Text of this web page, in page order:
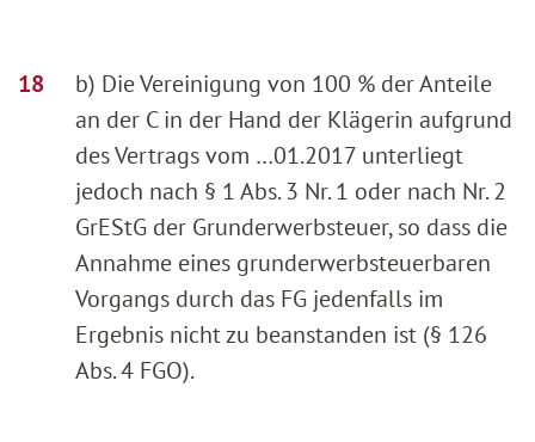
b) Die Vereinigung von 100 % der Anteile
an der C in der Hand der Klägerin aufgrund
des Vertrags vom …01.2017 unterliegt
jedoch nach § 1 Abs. 3 Nr. 1 oder nach Nr. 2
GrEStG der Grunderwerbsteuer, so dass die
Annahme eines grunderwerbsteuerbaren
Vorgangs durch das FG jedenfalls im
Ergebnis nicht zu beanstanden ist (§ 126
Abs. 4 FGO).